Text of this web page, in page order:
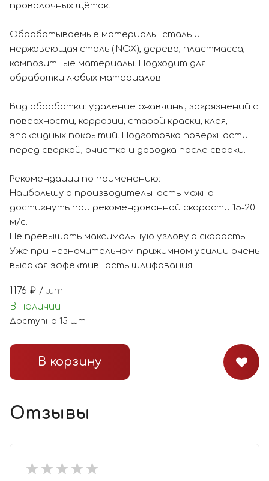
проволочных щёток.
Обрабатываемые материалы: сталь и
нержавеющая сталь (INOX), дерево, пластмасса,
композитные материалы. Подходит для
обработки любых материалов.
Вид обработки: удаление ржавчины, загрязнений с
поверхности, коррозии, старой краски, клея,
эпоксидных покрытий. Подготовка поверхности
перед сваркой, очистка и доводка после сварки.
Рекомендации по применению:
Наибольшую производительность можно
достигнуть при рекомендованной скорости 15-20
м/с.
Не превышать максимальную угловую скорость.
Уже при незначительном прижимном усилии очень
высокая эффективность шлифования.
1176 ₽ / шт
В наличии
Доступно 15 шт
В корзину
Отзывы
★★★★★
★★★★★